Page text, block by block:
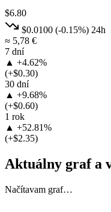
$6.80
$0.0100 (-0.15%) 24h
≈ 5,78 €
7 dní
▲ +4.62%
(+$0.30)
30 dní
▲ +9.68%
(+$0.60)
1 rok
▲ +52.81%
(+$2.35)
Aktuálny graf a
Načítavam graf…